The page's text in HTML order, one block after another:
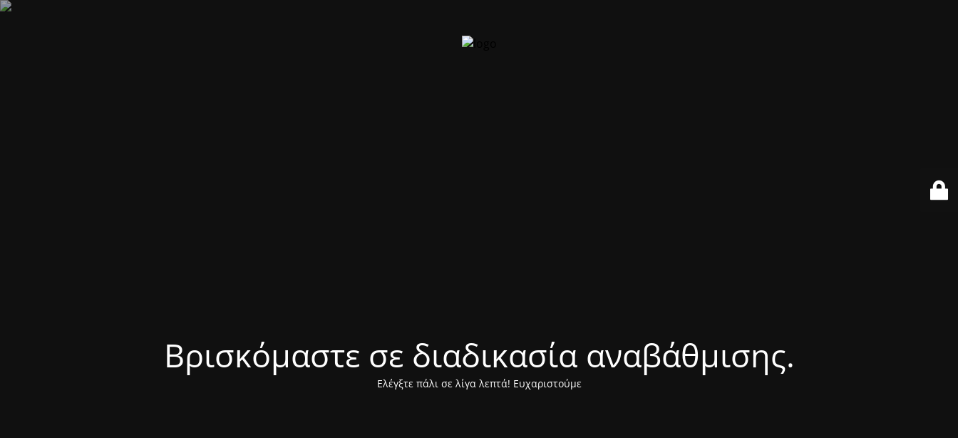
Βρισκόμαστε σε διαδικασία αναβάθμισης.
Ελέγξτε πάλι σε λίγα λεπτά! Ευχαριστούμε